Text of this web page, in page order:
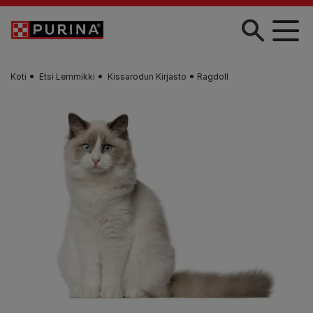
Skip to main content
Koti Etsi Lemmikki Kissarodun Kirjasto Ragdoll